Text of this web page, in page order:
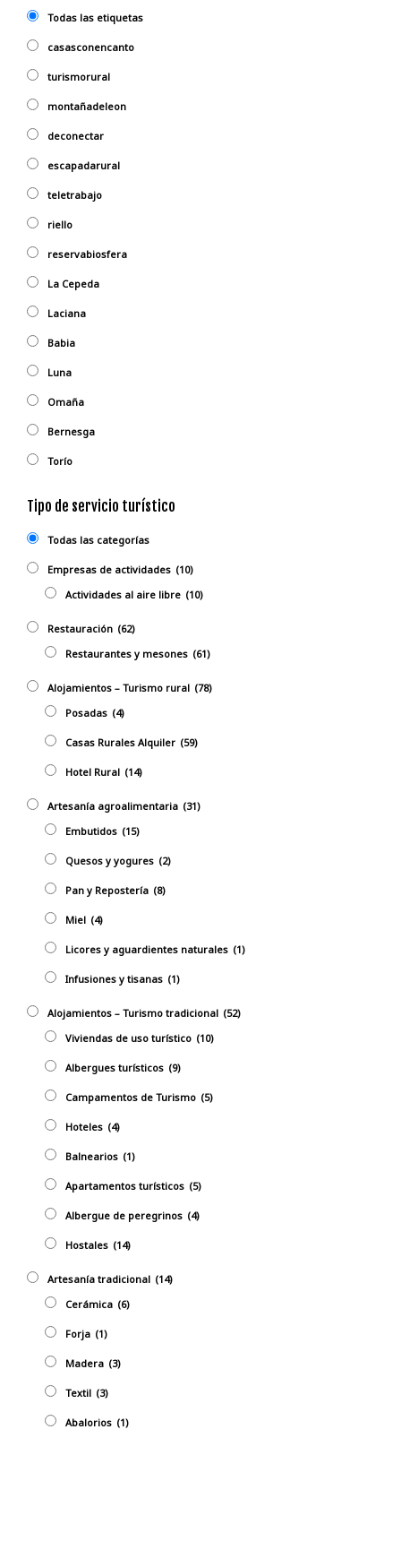
Todas las etiquetas
casasconencanto
turismorural
montañadeleon
deconectar
escapadarural
teletrabajo
riello
reservabiosfera
La Cepeda
Laciana
Babia
Luna
Omaña
Bernesga
Torío
Tipo de servicio turístico
Todas las categorías
Empresas de actividades (10)
Actividades al aire libre (10)
Restauración (62)
Restaurantes y mesones (61)
Alojamientos – Turismo rural (78)
Posadas (4)
Casas Rurales Alquiler (59)
Hotel Rural (14)
Artesanía agroalimentaria (31)
Embutidos (15)
Quesos y yogures (2)
Pan y Repostería (8)
Miel (4)
Licores y aguardientes naturales (1)
Infusiones y tisanas (1)
Alojamientos – Turismo tradicional (52)
Viviendas de uso turístico (10)
Albergues turísticos (9)
Campamentos de Turismo (5)
Hoteles (4)
Balnearios (1)
Apartamentos turísticos (5)
Albergue de peregrinos (4)
Hostales (14)
Artesaní­a tradicional (14)
Cerámica (6)
Forja (1)
Madera (3)
Textil (3)
Abalorios (1)